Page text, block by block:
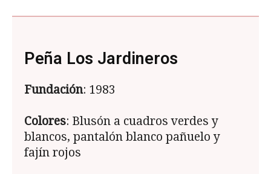
Peña Los Jardineros
Fundación: 1983
Colores: Blusón a cuadros verdes y
blancos, pantalón blanco pañuelo y
fajín rojos